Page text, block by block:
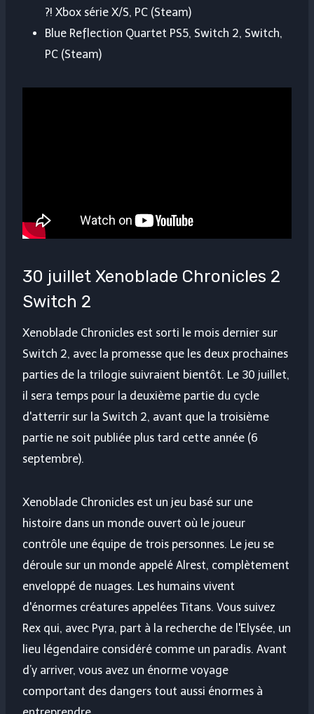
?! Xbox série X/S, PC (Steam)
Blue Reflection Quartet PS5, Switch 2, Switch,
PC (Steam)
30 juillet Xenoblade Chronicles 2
Switch 2
Xenoblade Chronicles est sorti le mois dernier sur
Switch 2, avec la promesse que les deux prochaines
parties de la trilogie suivraient bientôt. Le 30 juillet,
il sera temps pour la deuxième partie du cycle
d'atterrir sur la Switch 2, avant que la troisième
partie ne soit publiée plus tard cette année (6
septembre).
Xenoblade Chronicles est un jeu basé sur une
histoire dans un monde ouvert où le joueur
contrôle une équipe de trois personnes. Le jeu se
déroule sur un monde appelé Alrest, complètement
enveloppé de nuages. Les humains vivent
d'énormes créatures appelées Titans. Vous suivez
Rex qui, avec Pyra, part à la recherche de l'Elysée, un
lieu légendaire considéré comme un paradis. Avant
d’y arriver, vous avez un énorme voyage
comportant des dangers tout aussi énormes à